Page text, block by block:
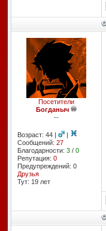
Посетители
Богданыч
--
Возраст: 44 |
|
Сообщений: 27
Благодарности: 3/ 0
Репутация: 0
Предупреждений: 0
Друзья
Тут: 19 лет